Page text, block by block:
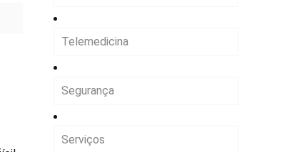
Telemedicina
Segurança
Serviços